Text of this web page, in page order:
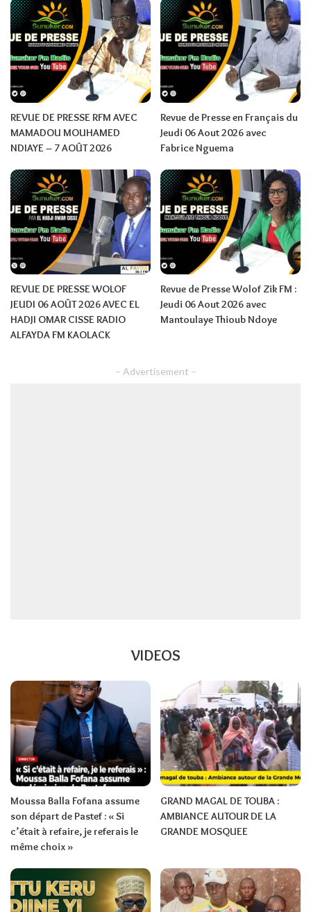
REVUE DE PRESSE RFM AVEC
MAMADOU MOUHAMED
NDIAYE – 7 AOÛT 2026
Revue de Presse en Français du
Jeudi 06 Aout 2026 avec
Fabrice Nguema
REVUE DE PRESSE WOLOF
JEUDI 06 AOÛT 2026 AVEC EL
HADJI OMAR CISSE RADIO
ALFAYDA FM KAOLACK
Revue de Presse Wolof Zik FM :
Jeudi 06 Aout 2026 avec
Mantoulaye Thioub Ndoye
– Advertisement –
VIDEOS
Moussa Balla Fofana assume
son départ de Pastef : « Si
c’était à refaire, je referais le
même choix »
GRAND MAGAL DE TOUBA :
AMBIANCE AUTOUR DE LA
GRANDE MOSQUEE